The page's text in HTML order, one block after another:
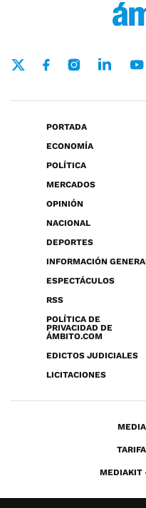
PORTADA
ECONOMÍA
POLÍTICA
MERCADOS
OPINIÓN
NACIONAL
DEPORTES
INFORMACIÓN
ESPECTÁCULOS
RSS
POLÍTICA DE
PRIVACIDAD DE
ÁMBITO.COM
EDICTOS JUDICIALES
LICITACIONES
MEDIAKIT